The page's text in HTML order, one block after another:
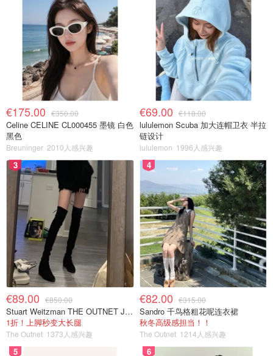
€175.00 €350.00
Celine CELINE CL000455 墨镜 白色
黑色
Breuninger 2010人感兴趣
€69.00 €118.00
lululemon Scuba 加大连帽卫衣 半拉
链设计
lululemon 1996人感兴趣
3
€89.00 €850.00
Stuart Weitzman THE OUTNET Jocey 弹力绒面过膝靴
1折！上脚秒变大长腿
The Outnet 1373人感兴趣
4
€82.00 €315.00
Sandro 千鸟格粗花呢连衣裙
秋冬高级感担当！！
The Outnet 1214人感兴趣
5 6